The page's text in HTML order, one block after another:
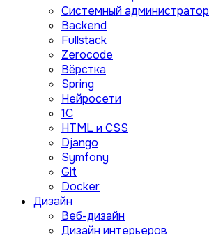
Системный администратор
Backend
Fullstack
Zerocode
Вёрстка
Spring
Нейросети
1C
HTML и CSS
Django
Symfony
Git
Docker
Дизайн
Веб-дизайн
Дизайн интерьеров